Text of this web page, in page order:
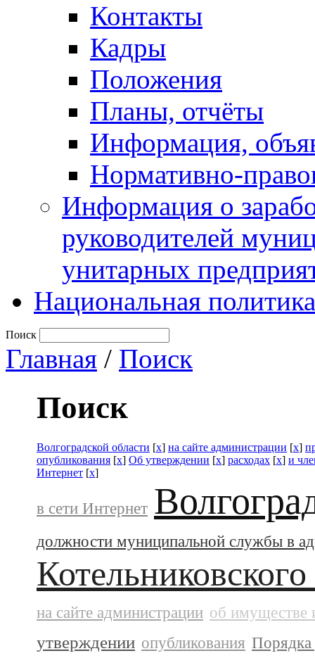
Контакты
Кадры
Положения
Планы, отчёты
Информация,
Нормативно-
Информация о
руководителей
унитарных
Национальная политика
Поиск
Главная / Поиск
Поиск
Волгоградской области [x] на сайте администрации [x]
опубликования [x] Об утверждении [x] расходах [x] и
Интернет [x]
в сети Интернет
должности муниципальной службы в
на сайте администрации об имуществе
утверждении опубликования Порядка